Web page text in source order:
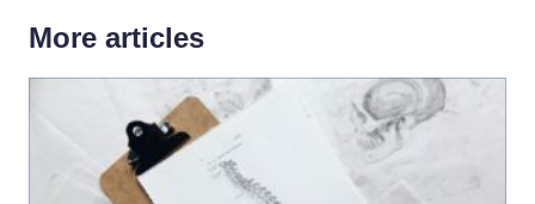
More articles